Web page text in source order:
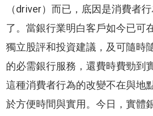
（driver）而已，底因是消費者
了。當銀行業明白客戶如今已可
獨立股評和投資建議，及可隨時
的必需銀行服務，還費時費勁到
這種消費者行為的改變不在與地
於方便時間與實用。今日，實體